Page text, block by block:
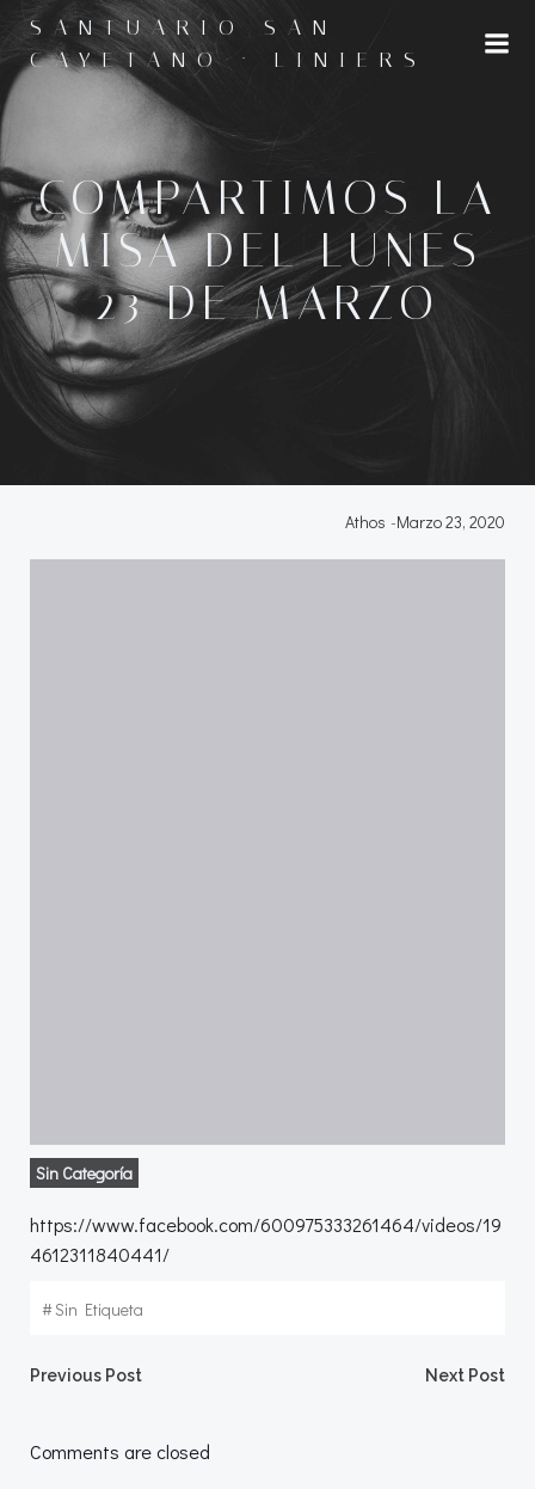
al
contenido
SANTUARIO SAN
CAYETANO · LINIERS
COMPARTIMOS LA
MISA DEL LUNES
23 DE MARZO
Athos -Marzo 23, 2020
Sin Categoría
https://www.facebook.com/600975333261464/videos/19
4612311840441/
#Sin Etiqueta
Navegación
por
Previous Post Next Post
Comments are closed